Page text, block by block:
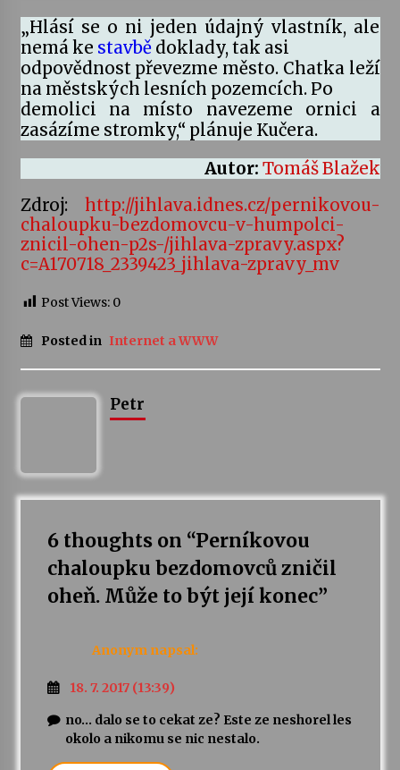
„Hlásí se o ni jeden údajný vlastník, ale
nemá ke stavbě doklady, tak asi
odpovědnost převezme město. Chatka leží
na městských lesních pozemcích. Po
demolici na místo navezeme ornici a
zasázíme stromky,“ plánuje Kučera.
Autor: Tomáš Blažek
Zdroj: http://jihlava.idnes.cz/pernikovou-
chaloupku-bezdomovcu-v-humpolci-
znicil-ohen-p2s-/jihlava-zpravy.aspx?
c=A170718_2339423_jihlava-zpravy_mv
Post Views: 0
Posted in Internet a WWW
Petr
6 thoughts on “Perníkovou
chaloupku bezdomovců zničil
oheň. Může to být její konec”
Anonym napsal:
18. 7. 2017 (13:39)
no… dalo se to cekat ze? Este ze neshorel les
okolo a nikomu se nic nestalo.